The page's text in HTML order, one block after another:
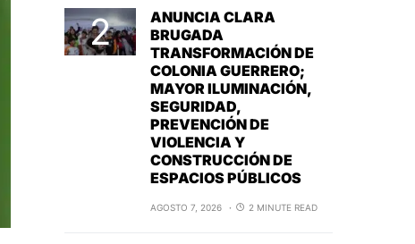
ANUNCIA CLARA
BRUGADA
TRANSFORMACIÓN DE
COLONIA GUERRERO;
MAYOR ILUMINACIÓN,
SEGURIDAD,
PREVENCIÓN DE
VIOLENCIA Y
CONSTRUCCIÓN DE
ESPACIOS PÚBLICOS
AGOSTO 7, 2026 2 MINUTE READ